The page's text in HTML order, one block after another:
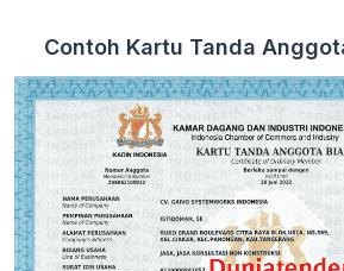
Contoh Kartu Tanda